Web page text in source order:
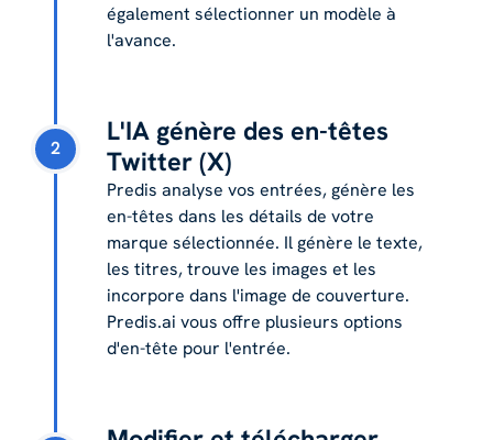
également sélectionner un modèle à
l'avance.
2
L'IA génère des en-têtes
Twitter (X)
Predis analyse vos entrées, génère les
en-têtes dans les détails de votre
marque sélectionnée. Il génère le texte,
les titres, trouve les images et les
incorpore dans l'image de couverture.
Predis.ai vous offre plusieurs options
d'en-tête pour l'entrée.